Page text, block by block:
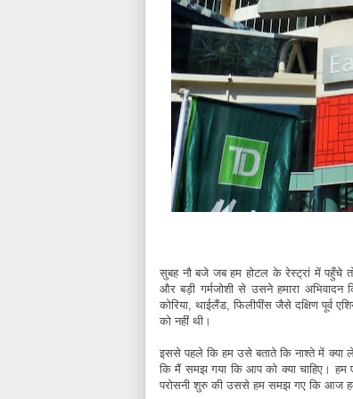
सुबह नौ बजे जब हम होटल के रेस्ट्रां में पहुँचे
और बड़ी गर्मजोशी से उसने हमारा अभिवादन
कोरिया, थाईलैंड, फिलीपींस जैसे दक्षिण पूर्व
को नहीं थी।
इससे पहले कि हम उसे बताते कि नाश्ते में क्या
कि मैं समझ गया कि आप को क्या चाहिए।
परोसनी शुरु की उससे हम समझ गए कि आज